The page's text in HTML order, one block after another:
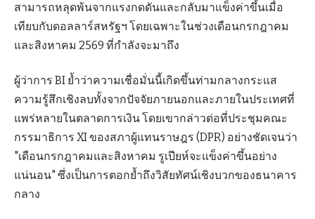
สามารถหลุดพ้นจากแรงกดดันและกลับมาแข็งค่าขึ้นเมื่อ
เทียบกับดอลลาร์สหรัฐฯ โดยเฉพาะในช่วงเดือนกรกฎาคม
และสิงหาคม 2569 ที่กำลังจะมาถึง
ผู้ว่าการ BI ย้ำว่าความเชื่อมั่นนี้เกิดขึ้นท่ามกลางกระแส
ความรู้สึกเชิงลบทั้งจากปัจจัยภายนอกและภายในประเทศที่
แพร่หลายในตลาดการเงิน โดยเขากล่าวต่อที่ประชุมคณะ
กรรมาธิการ XI ของสภาผู้แทนราษฎร (DPR) อย่างชัดเจนว่า
"เดือนกรกฎาคมและสิงหาคม รูเปียห์จะแข็งค่าขึ้นอย่าง
แน่นอน" ซึ่งเป็นการตอกย้ำถึงวิสัยทัศน์เชิงบวกของธนาคาร
กลาง